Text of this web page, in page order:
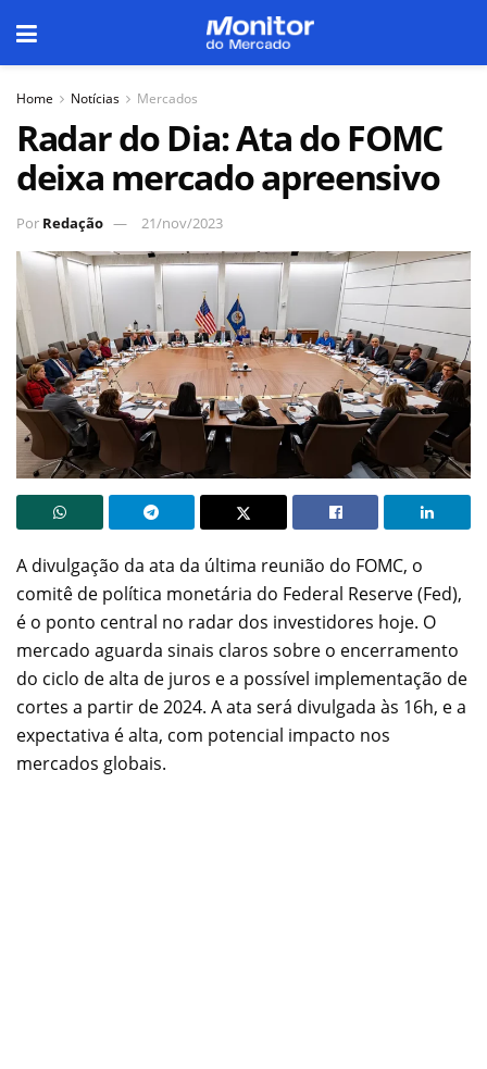
Home Notícias Mercados
Radar do Dia: Ata do FOMC
deixa mercado apreensivo
Por Redação 21/nov/2023
A divulgação da ata da última reunião do FOMC, o
comitê de política monetária do Federal Reserve (Fed),
é o ponto central no radar dos investidores hoje. O
mercado aguarda sinais claros sobre o encerramento
do ciclo de alta de juros e a possível implementação de
cortes a partir de 2024. A ata será divulgada às 16h, e a
expectativa é alta, com potencial impacto nos
mercados globais.